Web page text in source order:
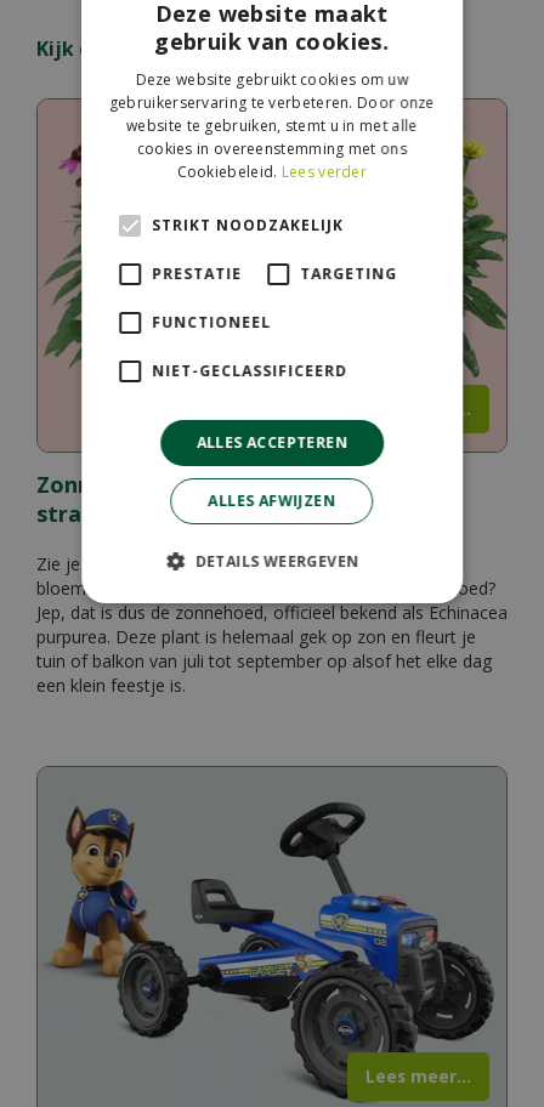
Kijk ook eens naar de volgende berichten:
Zonnehoed: de zonliefhebber die blijft
stralen
Zie je die vrolijke bloemen met hun stekelige hartje en
bloemblaadjes die een beetje doen denken aan een hoed?
Jep, dat is dus de zonnehoed, officieel bekend als Echinacea
purpurea. Deze plant is helemaal gek op zon en fleurt je
tuin of balkon van juli tot september op alsof het elke dag
een klein feestje is.
Lees meer...
Lees meer...
Deze website maakt
gebruik van cookies.
Deze website gebruikt cookies om uw
gebruikerservaring te verbeteren. Door onze
website te gebruiken, stemt u in met alle
cookies in overeenstemming met ons
Cookiebeleid. Lees verder
STRIKT NOODZAKELIJK
PRESTATIE TARGETING
FUNCTIONEEL
NIET-GECLASSIFICEERD
ALLES ACCEPTEREN
ALLES AFWIJZEN
DETAILS WEERGEVEN